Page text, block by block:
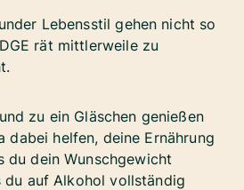
Lebensstil gehen nicht so
rät mittlerweile zu
zu ein Gläschen genießen
dabei helfen, deine Ernährung
du dein Wunschgewicht
du auf Alkohol vollständig